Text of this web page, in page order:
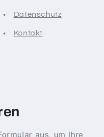
Datenschutz
Kontakt
aus, um Ihre